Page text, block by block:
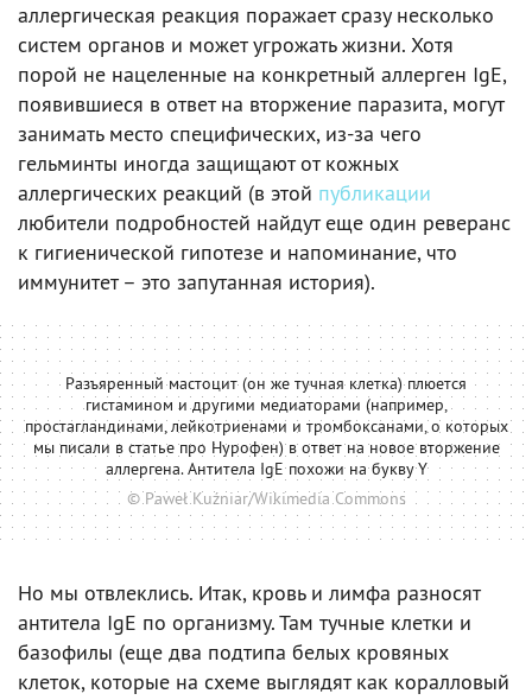
аллергическая реакция поражает сразу несколько
систем органов и может угрожать жизни. Хотя
порой не нацеленные на конкретный аллерген IgE,
появившиеся в ответ на вторжение паразита, могут
занимать место специфических, из-за чего
гельминты иногда защищают от кожных
аллергических реакций (в этой публикации
любители подробностей найдут еще один реверанс
к гигиенической гипотезе и напоминание, что
иммунитет – это запутанная история).
Разъяренный мастоцит (он же тучная клетка) плюется
гистамином и другими медиаторами (например,
простагландинами, лейкотриенами и тромбоксанами, о которых
мы писали в статье про Нурофен) в ответ на новое вторжение
аллергена. Антитела IgE похожи на букву Y
© Paweł Kuźniar/Wikimedia Commons
Но мы отвлеклись. Итак, кровь и лимфа разносят
антитела IgE по организму. Там тучные клетки и
базофилы (еще два подтипа белых кровяных
клеток, которые на схеме выглядят как коралловый